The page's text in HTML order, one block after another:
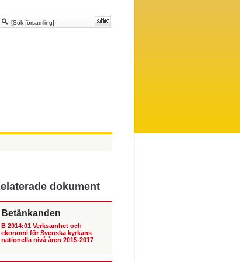
dokument
Betänkanden
B 2014:01 Verksamhet och
ekonomi för Svenska kyrkans
nationella nivå åren 2015-2017